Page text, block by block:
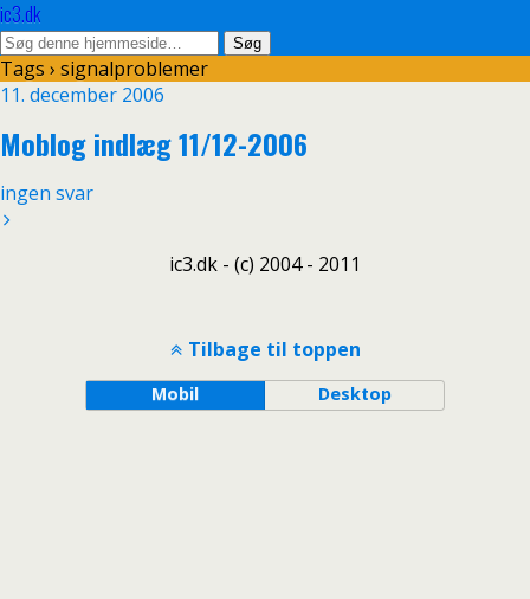
ic3.dk
Tags › signalproblemer
11. december 2006
Moblog indlæg 11/12-2006
ingen svar
ic3.dk - (c) 2004 - 2011
Tilbage til toppen
Mobil Desktop